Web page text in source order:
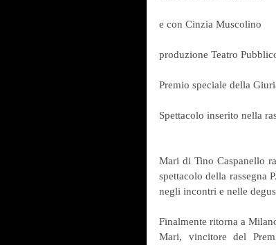
e con Cinzia Muscolino
produzione Teatro
Premio speciale della
Spettacolo inserito nella
Mari di Tino Caspanello
spettacolo della rassegna
negli incontri e nelle
Finalmente ritorna a
Mari, vincitore del